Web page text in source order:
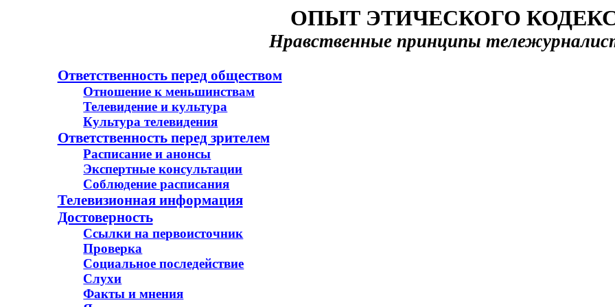
ОПЫТ ЭТИЧЕСКОГО
Нравственные принципы
Ответственность перед обществом
Отношение к меньшинствам
Телевидение и культура
Культура телевидения
Ответственность перед зрителем
Расписание и анонсы
Экспертные консультации
Соблюдение расписания
Телевизионная информация
Достоверность
Ссылки на первоисточник
Проверка
Социальное последействие
Слухи
Факты и мнения